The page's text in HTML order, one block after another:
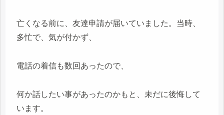
亡くなる前に、友達申請が届いていました。当時、
多忙で、気が付かず、
電話の着信も数回あったので、
何か話したい事があったのかもと、未だに後悔して
います。